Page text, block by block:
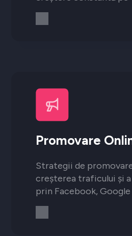
Promovare
Strategii de
creșterea traficului și
prin Facebook, Google